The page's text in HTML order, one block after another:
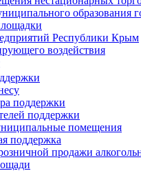
образования
Республики Крым
воздействия
поддержки
поддержки
помещения
поддержка
продажи